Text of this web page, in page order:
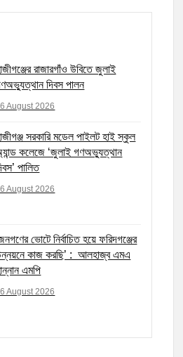
হোসেন মোল্লা লিটন সম্মাননা পেলেন
রাজারগাঁও উবিতে জুলাই
দিবস পালন
August 2026
সরকারি মডেল পাইলট হাই স্কুল
কলেজে ‘জুলাই গণঅভ্যুত্থান
পালিত
August 2026
ভোটে নির্বাচিত হয়ে ফরিদগঞ্জের
কাজ করছি’ : আলহাজ্ব এমএ
এমপি
August 2026